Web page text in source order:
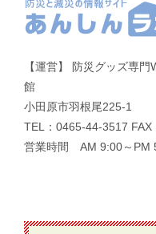
【運営】 防災グッズ専
館
小田原市羽根尾225-1
TEL：0465-44-3517
営業時間 AM 9:00～PM